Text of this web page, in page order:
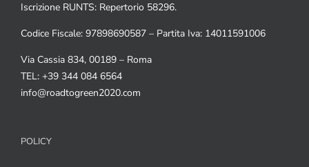
Iscrizione RUNTS: Repertorio 58296.
Codice Fiscale: 97898690587 – Partita Iva: 14011591006
Via Cassia 834, 00189 – Roma
TEL: +39 344 084 6564
info@roadtogreen2020.com
POLICY